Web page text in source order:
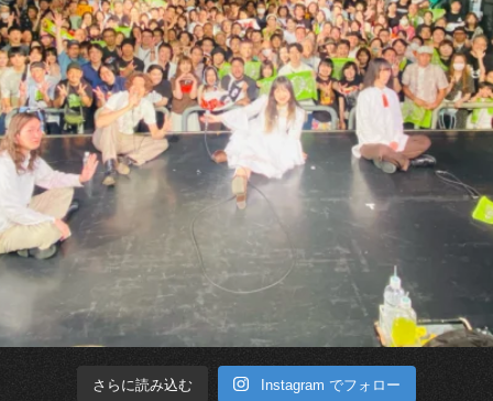
さらに読み込む Instagram でフォロー